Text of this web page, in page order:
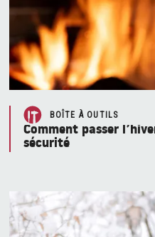
BOÎTE À OUTILS
Comment passer
sécurité